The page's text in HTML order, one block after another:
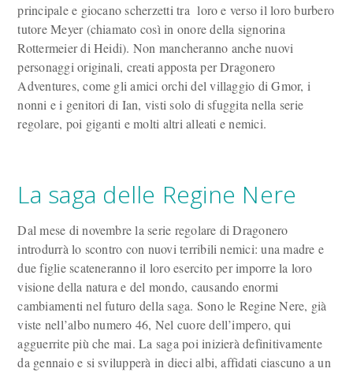
principale e giocano scherzetti tra loro e verso il loro burbero
tutore Meyer (chiamato così in onore della signorina
Rottermeier di Heidi). Non mancheranno anche nuovi
personaggi originali, creati apposta per Dragonero
Adventures, come gli amici orchi del villaggio di Gmor, i
nonni e i genitori di Ian, visti solo di sfuggita nella serie
regolare, poi giganti e molti altri alleati e nemici.
La saga delle Regine Nere
Dal mese di novembre la serie regolare di Dragonero
introdurrà lo scontro con nuovi terribili nemici: una madre e
due figlie scateneranno il loro esercito per imporre la loro
visione della natura e del mondo, causando enormi
cambiamenti nel futuro della saga. Sono le Regine Nere, già
viste nell’albo numero 46, Nel cuore dell’impero, qui
agguerrite più che mai. La saga poi inizierà definitivamente
da gennaio e si svilupperà in dieci albi, affidati ciascuno a un